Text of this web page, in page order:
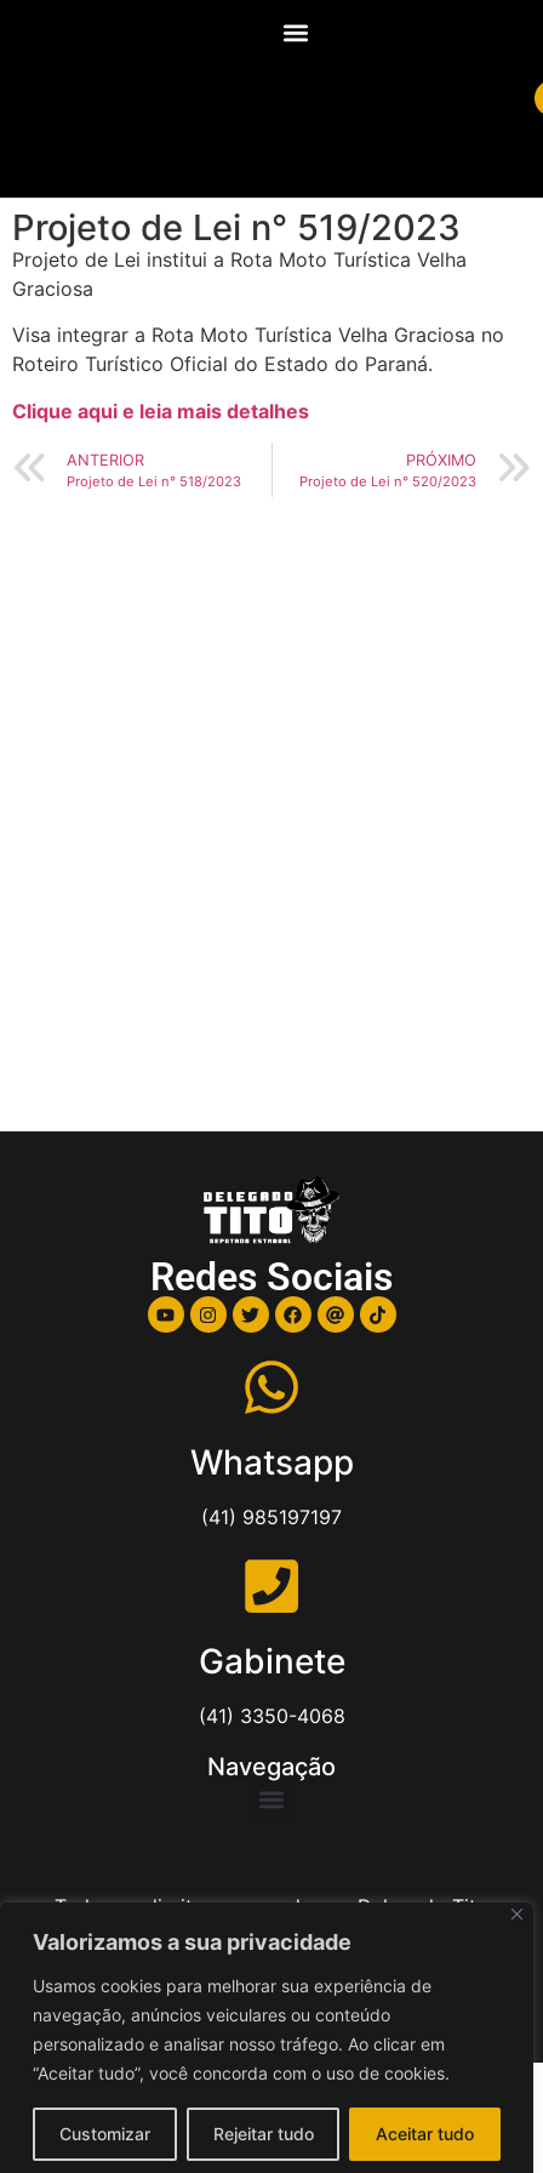
Valorizamos a sua privacidade
Usamos cookies para melhorar sua experiência de
navegação, anúncios veiculares ou conteúdo
personalizado e analisar nosso tráfego. Ao clicar em
“Aceitar tudo”, você concorda com o uso de cookies.
Customizar Rejeitar tudo Aceitar tudo
Projeto de Lei n° 519/2023
Projeto de Lei institui a Rota Moto Turística Velha
Graciosa
Visa integrar a Rota Moto Turística Velha Graciosa no
Roteiro Turístico Oficial do Estado do Paraná.
Clique aqui e leia mais detalhes
ANTERIOR
Projeto de Lei n° 518/2023
PRÓXIMO
Projeto de Lei n° 520/2023
Redes Sociais
Whatsapp
(41) 985197197
Gabinete
(41) 3350-4068
Navegação
Todos os direitos reservados ao Delegado Tito
Barichello
Desenvolvido poriv3